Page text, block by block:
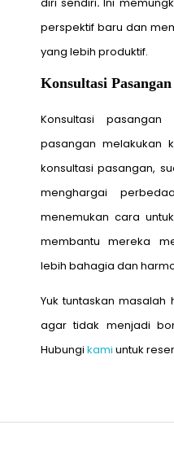
perspektif baru dan
yang lebih produktif.
Konsultasi Pasangan
Konsultasi
pasangan melakukan
konsultasi pasangan,
menghargai
menemukan cara
membantu mereka
lebih bahagia dan
Yuk tuntaskan masalah
agar tidak menjadi
Hubungi kami untuk